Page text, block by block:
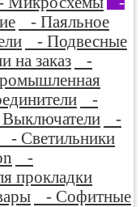
- Паяльное
- Подвесные
на заказ
-
-
-
- Светильники
-
прокладки
- Софитные